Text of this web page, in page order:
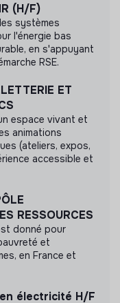
(H/F)
systèmes
l'énergie bas
en s'appuyant
RSE.
ET
espace vivant et
animations
(ateliers, expos,
accessible et
RESSOURCES
donné pour
et
en France et
électricité H/F